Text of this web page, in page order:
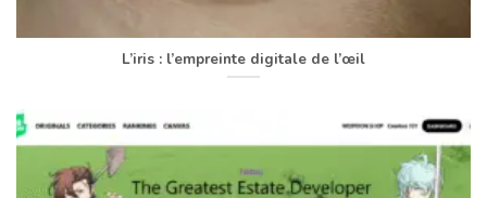
L’iris : l’empreinte digitale de l’œil